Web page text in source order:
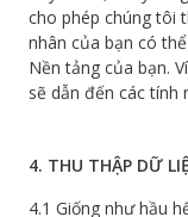
cho phép chúng tôi
nhân của bạn có
Nền tảng của bạn.
sẽ dẫn đến các tính
4. THU THẬP DỮ
4.1 Giống như hầu